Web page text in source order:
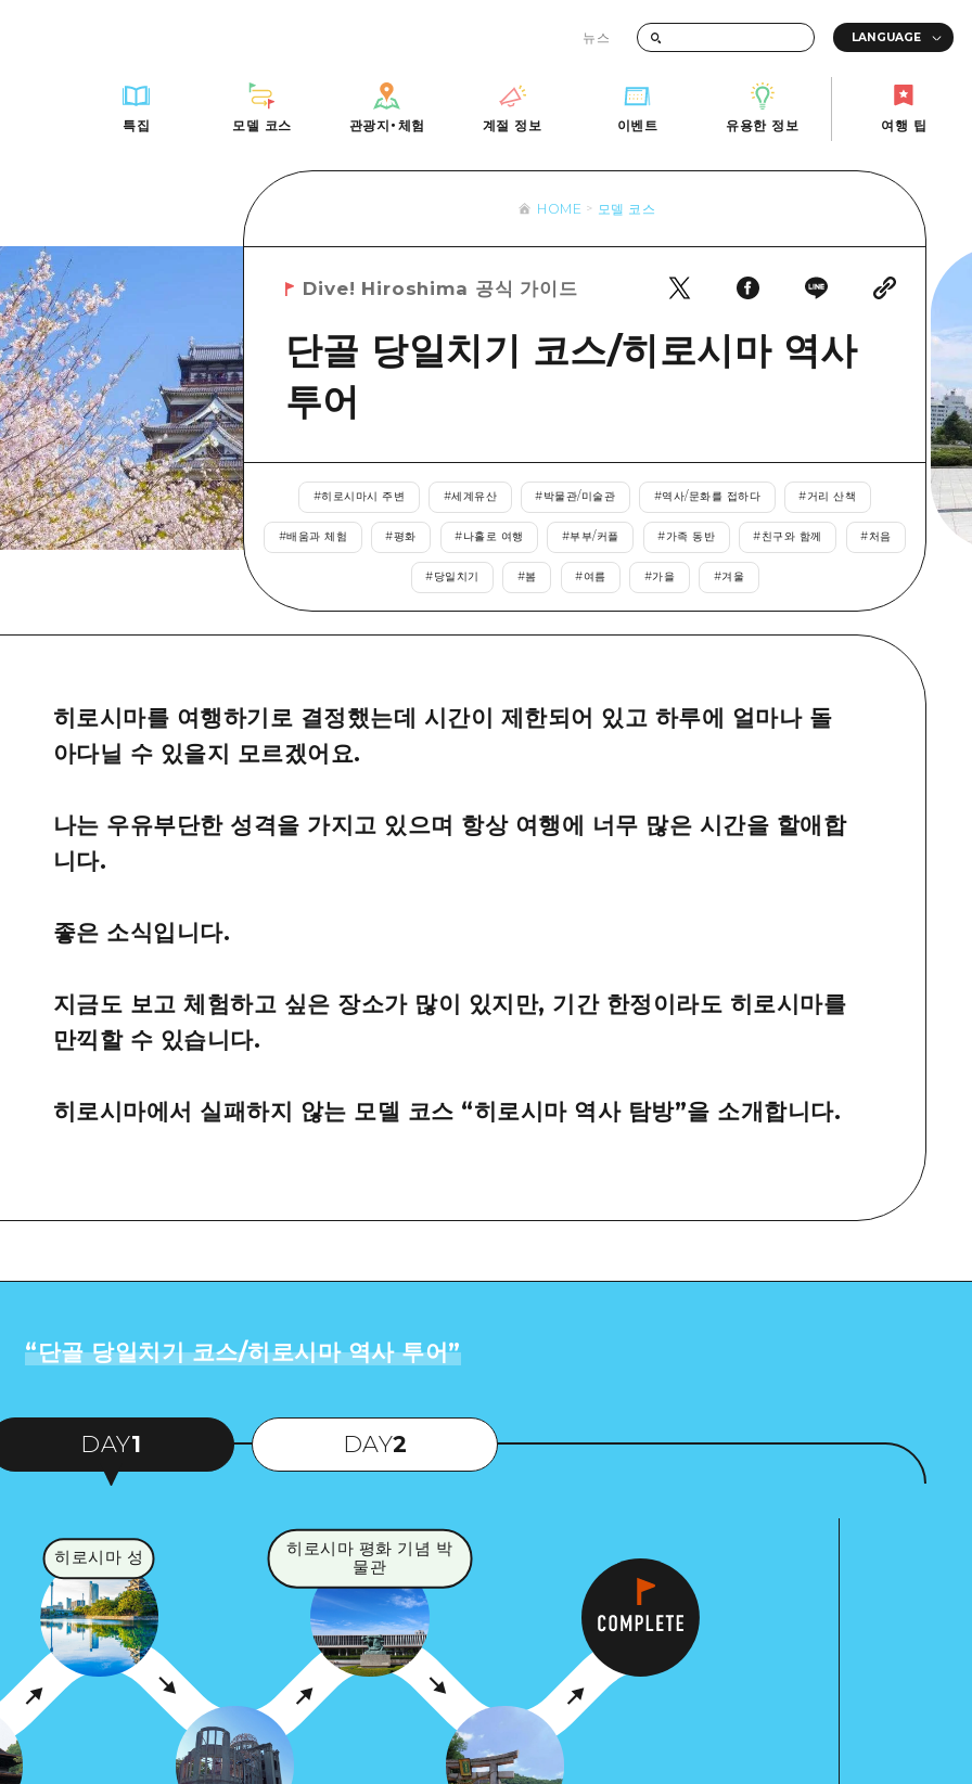
뉴스
특집
제
스포츠
나이트 라이프
세계유산
역사/문화
치유
자연
모델 코스
Hiroshima 공식 가이드
Moshimo Travel 빈고(備後)
비북(備北)
게이호쿠(芸北)
미야지마(宮島) 주변
반나절
1박 2일
2박 3일
관광지・체험
아키(安芸)
빈고(備後)
비북(備北)
게이호쿠(芸北)
에히메(愛媛)현
시마네(島根)현
계절 정보
이벤트
유용한 정보
접근
보조 트래픽 요약
시설 혼잡 상황
히로시마 OMOTENASHI 패스
수하물 보관 및 배송 서비스
자원봉사 가이드
히로시마현내 매력을 동영상으로 소개!
자주 묻는 질문
관광 안내 책자
여행 팁
기준
역사/문화
자연
Travel
아키(安芸)
빈고(備後)
게이호쿠(芸北)
미야지마(宮島) 주변
반나절
히로시마시 주변
아키(安芸)
비북(備北)
게이호쿠(芸北)
에히메(愛媛)현
시마네(島根)현
외국인 여행자용 거리 관광안내소
자원봉사 가이드
재해가 발생했을 때의 교통 정보
관광 안내 책자
HOME 모델 코스
Dive! Hiroshima 공식 가이드
단골 당일치기 코스/히로시마 역사
투어
#히로시마시 주변 #세계유산 #박물관/미술관 #역사/문화를 접하다 #거리 산책
#배움과 체험 #평화 #나홀로 여행 #부부/커플 #가족 동반 #친구와 함께 #처음
#당일치기 #봄 #여름 #가을 #겨울
히로시마를 여행하기로 결정했는데 시간이 제한되어 있고 하루에 얼마나 돌
아다닐 수 있을지 모르겠어요.
나는 우유부단한 성격을 가지고 있으며 항상 여행에 너무 많은 시간을 할애합
니다.
좋은 소식입니다.
지금도 보고 체험하고 싶은 장소가 많이 있지만, 기간 한정이라도 히로시마를
만끽할 수 있습니다.
히로시마에서 실패하지 않는 모델 코스 “히로시마 역사 탐방”을 소개합니다.
“단골 당일치기 코스/히로시마 역사 투어”
DAY1 DAY2
히로시마 성
히로시마 평화 기념 박
물관